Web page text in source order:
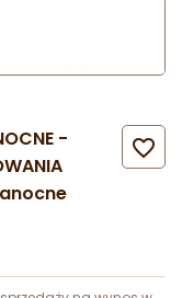
-
